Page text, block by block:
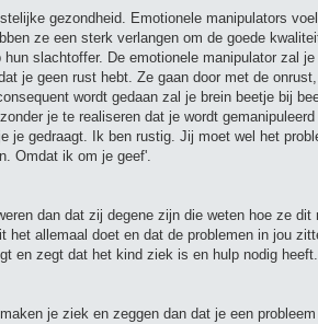
gezondheid. Emotionele manipulators
ze een sterk verlangen om de goede
hun slachtoffer. De emotionele manipulator
je geen rust hebt. Ze gaan door met de
wordt gedaan zal je brein beetje bij
je te realiseren dat je wordt
je gedraagt. Ik ben rustig. Jij moet wel het
Omdat ik om je geef'.
dan dat zij degene zijn die weten hoe ze
het allemaal doet en dat de problemen in jou
en zegt dat het kind ziek is en hulp nodig heeft.
je ziek en zeggen dan dat je een